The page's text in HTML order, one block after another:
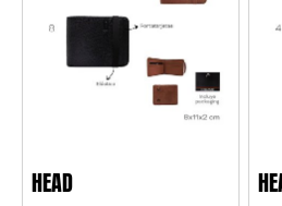
HEAD